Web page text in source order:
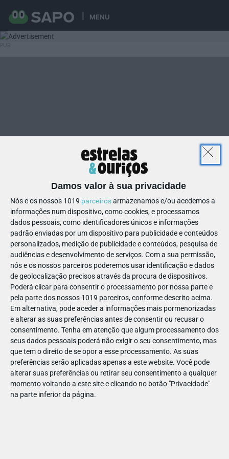
MENU
Damos valor à sua privacidade
Nós e os nossos 1019 parceirosarmazenamos e/ou acedemos a
informações num dispositivo, como cookies, e processamos
dados pessoais, como identificadores únicos e informações
padrão enviadas por um dispositivo para publicidade e conteúdos
personalizados, medição de publicidade e conteúdos, pesquisa de
audiências e desenvolvimento de serviços. Com a sua permissão,
nós e os nossos parceiros poderemos usar identificação e dados
de geolocalização precisos através da procura de dispositivos.
Poderá clicar para consentir o processamento por nossa parte e
pela parte dos nossos 1019 parceiros, conforme descrito acima.
Em alternativa, pode aceder a informações mais pormenorizadas
e alterar as suas preferências antes de consentir ou recusar o
consentimento. Tenha em atenção que algum processamento dos
seus dados pessoais poderá não exigir o seu consentimento, mas
que tem o direito de se opor a esse processamento. As suas
preferências serão aplicadas apenas a este website. Você pode
alterar suas preferências ou retirar seu consentimento a qualquer
momento voltando a este site e clicando no botão "Privacidade"
na parte inferior da página.
23
838251121374674